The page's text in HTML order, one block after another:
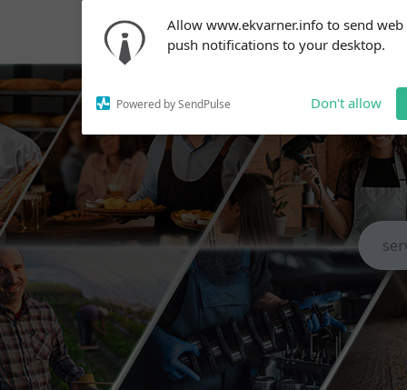
Allow www.ekvarner.info to send web
push notifications to your desktop.
Powered by SendPulse Don't allow
notifications!
To enable permission prompts, click
on the notification icon